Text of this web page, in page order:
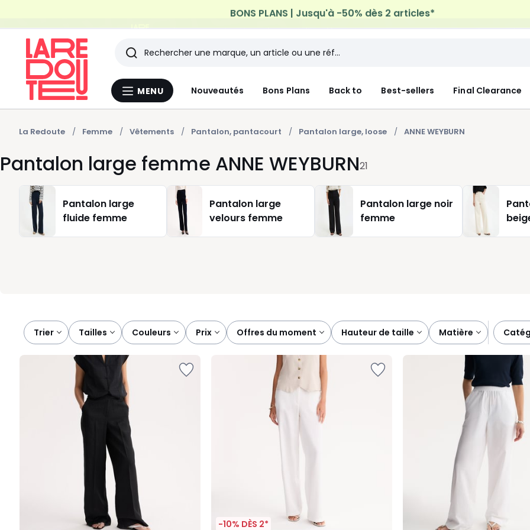
Profitez de la livraison à domicile offerte*sur tous vos achats Mode & Maison
Menu
MENU Nouveautés Bons Plans Back to Best-sellers Final Clearance
Rechercher
Les
derniers
articles
consultés
La Redoute Femme Vêtements Pantalon, pantacourt Pantalon large, loose ANNE WEYBURN
Pantalon large femme ANNE WEYBURN21
Pantalon large
fluide femme
Pantalon large
velours femme
Pantalon large noir
femme
Trier
tailles couleurs prix offres du moment hauteur de taille matière
-10% DÈS 2*